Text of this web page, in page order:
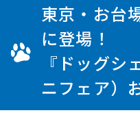
東京・お台
に登場！
『ドッグ
ニフェア）